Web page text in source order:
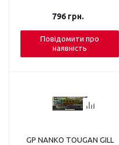
796грн.
Повідомити про
наявність
GP NANKO TOUGAN GILL